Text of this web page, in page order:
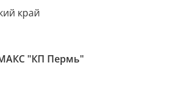
край
"КП Пермь"